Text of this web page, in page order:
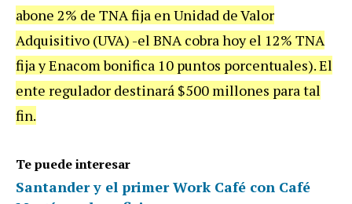
abone 2% de TNA fija en Unidad de Valor
Adquisitivo (UVA) -el BNA cobra hoy el 12% TNA
fija y Enacom bonifica 10 puntos porcentuales). El
ente regulador destinará $500 millones para tal
fin.
Te puede interesar
Santander y el primer Work Café con Café